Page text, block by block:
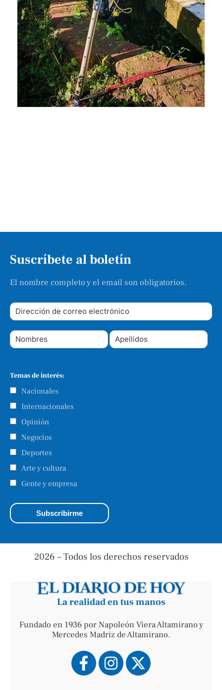
Suscríbete al boletín
El nombre completo y el email son obligatorios.
Temas de interés:
Nacionales
Internacionales
Opinión
Negocios
Deportes
Arte y cultura
Gente y empresa
2026 – Todos los derechos reservados
La realidad en tus manos
Fundado en 1936 por Napoleón Viera Altamirano y
Mercedes Madriz de Altamirano.